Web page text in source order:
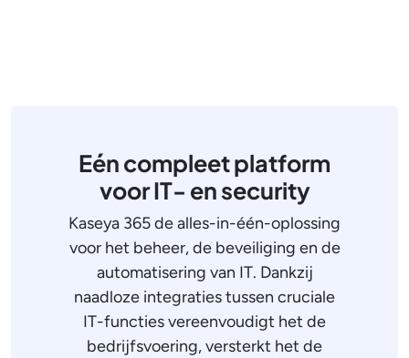
Eén compleet platform
voor IT- en security
Kaseya 365 de alles-in-één-oplossing
voor het beheer, de beveiliging en de
automatisering van IT. Dankzij
naadloze integraties tussen cruciale
IT-functies vereenvoudigt het de
bedrijfsvoering, versterkt het de